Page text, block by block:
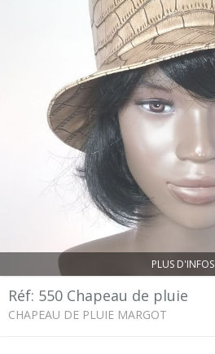
PLUS D'INFOS
Réf: 550 Chapeau de pluie
CHAPEAU DE PLUIE MARGOT